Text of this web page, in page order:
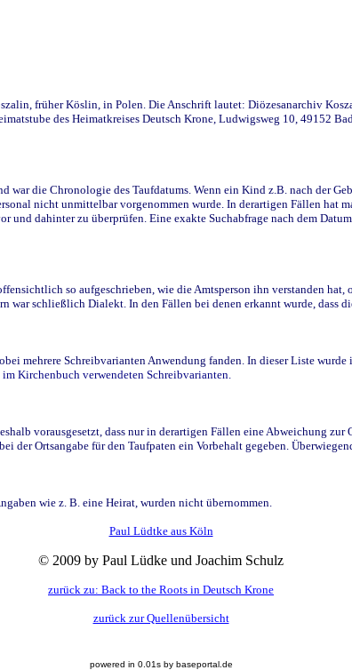
früher Köslin, in Polen. Die Anschrift lautet: Diözesanarchiv
des Heimatkreises Deutsch Krone, Ludwigsweg 10, 49152
die Chronologie des Taufdatums. Wenn ein Kind z.B. nach der
nicht unmittelbar vorgenommen wurde. In derartigen Fällen hat
dahinter zu überprüfen. Eine exakte Suchabfrage nach dem
so aufgeschrieben, wie die Amtsperson ihn verstanden hat,
war schließlich Dialekt. In den Fällen bei denen erkannt wurde, dass
mehrere Schreibvarianten Anwendung fanden. In dieser Liste
Kirchenbuch verwendeten Schreibvarianten.
vorausgesetzt, dass nur in derartigen Fällen eine Abweichung
Ortsangabe für den Taufpaten ein Vorbehalt gegeben.
wie z. B. eine Heirat, wurden nicht übernommen.
Paul Lüdtke aus Köln
© 2009 by Paul Lüdke und Joachim Schulz
zurück zu: Back to the Roots in Deutsch Krone
zurück zur Quellenübersicht
powered in 0.01s by baseportal.de